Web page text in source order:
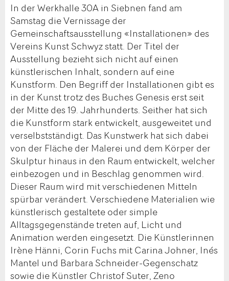
In der Werkhalle 30A in Siebnen fand am
Samstag die Vernissage der
Gemeinschaftsausstellung «Installationen» des
Vereins Kunst Schwyz statt. Der Titel der
Ausstellung bezieht sich nicht auf einen
künstlerischen Inhalt, sondern auf eine
Kunstform. Den Begriff der Installationen gibt es
in der Kunst trotz des Buches Genesis erst seit
der Mitte des 19. Jahrhunderts. Seither hat sich
die Kunstform stark entwickelt, ausgeweitet und
verselbstständigt. Das Kunstwerk hat sich dabei
von der Fläche der Malerei und dem Körper der
Skulptur hinaus in den Raum entwickelt, welcher
einbezogen und in Beschlag genommen wird.
Dieser Raum wird mit verschiedenen Mitteln
spürbar verändert. Verschiedene Materialien wie
künstlerisch gestaltete oder simple
Alltagsgegenstände treten auf, Licht und
Animation werden eingesetzt. Die Künstlerinnen
Irène Hänni, Corin Fuchs mit Carina Johner, Inés
Mantel und Barbara Schneider-Gegenschatz
sowie die Künstler Christof Suter, Zeno